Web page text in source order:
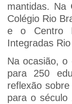
mantidas. Na
Colégio Rio
e o Centro
Integradas
Na ocasião, o
para 250
reflexão
para o século